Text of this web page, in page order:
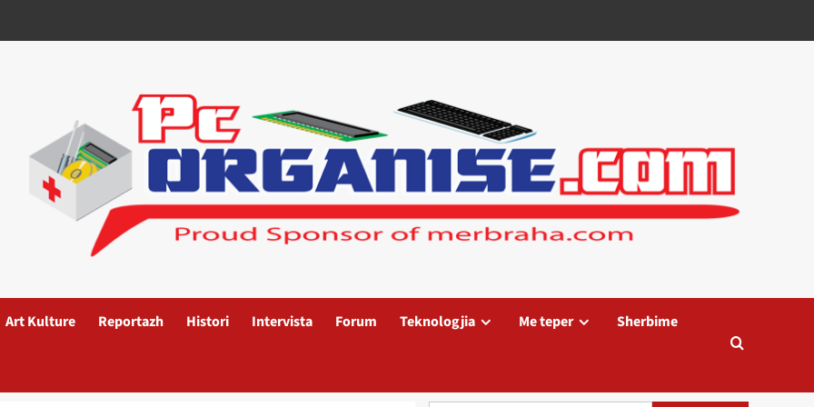
Art Kulture Reportazh Histori Intervista Forum Teknologjia Me teper Sherbime